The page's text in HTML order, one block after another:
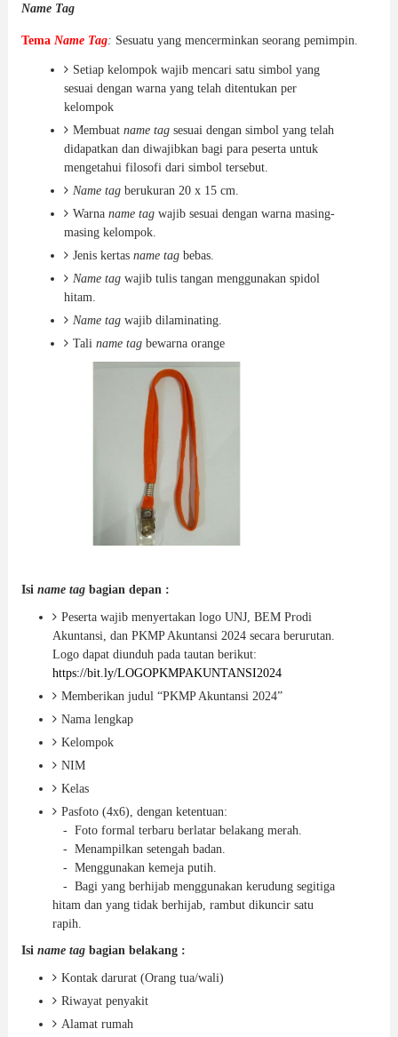
Name Tag
Tema Name Tag: Sesuatu yang mencerminkan seorang pemimpin.
Setiap kelompok wajib mencari satu simbol yang
sesuai dengan warna yang telah ditentukan per
kelompok
Membuat name tagsesuai dengan simbol yang telah
didapatkan dan diwajibkan bagi para peserta untuk
mengetahui filosofi dari simbol tersebut.
Name tagberukuran 20 x 15 cm.
Warna name tagwajib sesuai dengan warna masing-
masing kelompok.
Jenis kertas name tagbebas.
Name tagwajib tulis tangan menggunakan spidol
hitam.
Name tagwajib dilaminating.
Tali name tagbewarna orange
Isi name tag bagian depan :
Peserta wajib menyertakan logo UNJ, BEM Prodi
Akuntansi, dan PKMP Akuntansi 2024 secara berurutan.
Logo dapat diunduh pada tautan berikut:
https://bit.ly/LOGOPKMPAKUNTANSI2024
Memberikan judul “PKMP Akuntansi 2024”
Nama lengkap
Kelompok
NIM
Kelas
Pasfoto (4x6), dengan ketentuan:
- Foto formal terbaru berlatar belakang merah.
- Menampilkan setengah badan.
- Menggunakan kemeja putih.
- Bagi yang berhijab menggunakan kerudung segitiga
hitam dan yang tidak berhijab, rambut dikuncir satu
rapih.
Isi name tagbagian belakang :
Kontak darurat (Orang tua/wali)
Riwayat penyakit
Alamat rumah